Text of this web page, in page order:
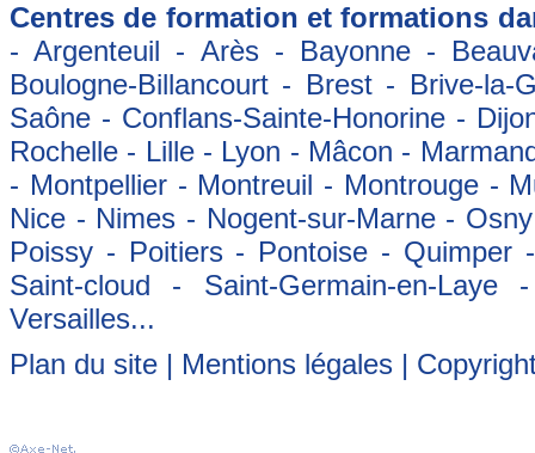
Centres de formation et formations
- Argenteuil - Arès - Bayonne -
Boulogne-Billancourt - Brest - Brive-
Saône - Conflans-Sainte-Honorine -
Rochelle - Lille - Lyon - Mâcon -
- Montpellier - Montreuil - Montrouge -
Nice - Nimes - Nogent-sur-Marne -
Poissy - Poitiers - Pontoise -
Saint-cloud - Saint-Germain-en-
Versailles...
Plan du site | Mentions légales |